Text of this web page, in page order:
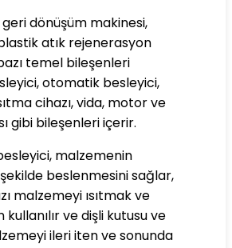
dönüşüm makinesi,
atık rejenerasyon
temel bileşenleri
otomatik besleyici,
cihazı, vida, motor ve
gibi bileşenleri içerir.
malzemenin
beslenmesini sağlar,
malzemeyi ısıtmak ve
ve dişli kutusu ve
ileri iten ve sonunda